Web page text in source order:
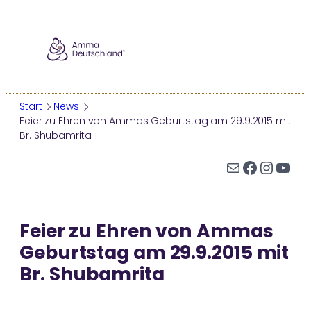
springen
Embracing the World ist ein globales Netzwerk von
ehrenamtlichen nationalen und regionalen Non-
Profit-Organisationen, die von Amma geleitet und
inspiriert werden.
Ammas Tipps für ein erfülltes Leben und weltweite
Harmonie
Ammas Tour
Darshan
Start
News
Feier zu Ehren von Ammas Geburtstag am 29.9.2015 mit
Br. Shubamrita
E-Mail Facebook InstagramYouTube
Feier zu Ehren von Ammas
Geburtstag am 29.9.2015 mit
Br. Shubamrita